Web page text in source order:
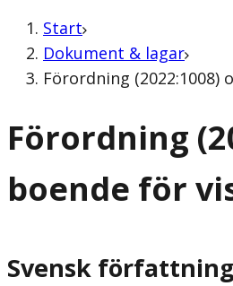
Start
Dokument & lagar
Förordning
Förordning
boende för
Svensk